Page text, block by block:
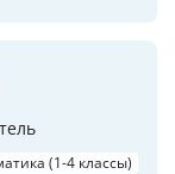
(1-4 классы)